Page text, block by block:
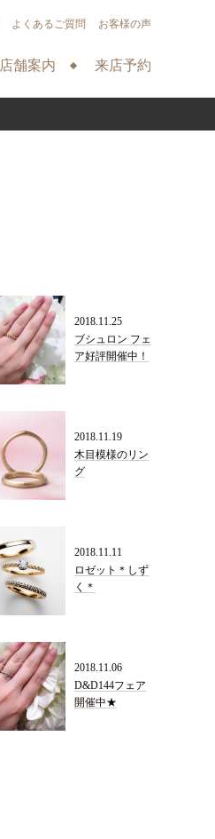
店舗案内 来店予約
よくあるご質問 お客様の声
2018.11.25
ブシュロン フェ
ア好評開催中！
2018.11.19
木目模様のリン
グ
2018.11.11
ロゼット＊しず
く＊
2018.11.06
D&D144フェア
開催中★